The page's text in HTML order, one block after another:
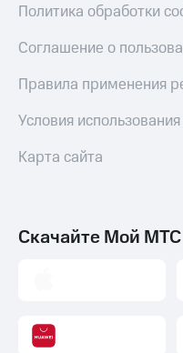
Политика обработки
Соглашение о
Правила применения
Условия
Карта сайта
Скачайте Мой МТС